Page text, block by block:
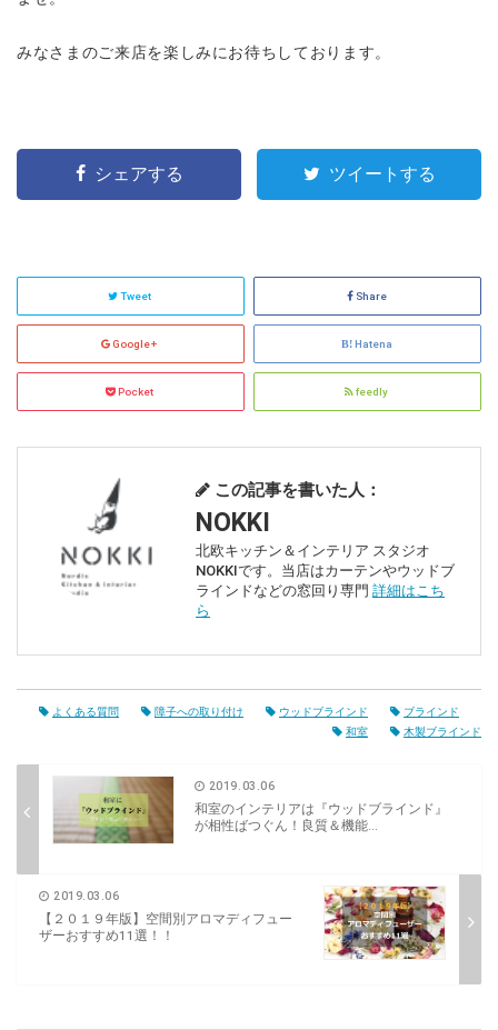
みなさまのご来店を楽しみにお待ちしております。
シェアする ツイートする
Tweet Share
Google+ Hatena
Pocket feedly
この記事を書いた人：
NOKKI
北欧キッチン＆インテリア スタジオ
NOKKIです。当店はカーテンやウッドブ
ラインドなどの窓回り専門 詳細はこち
ら
よくある質問 障子への取り付け ウッドブラインド
ブラインド
和室
木製ブラインド
2019.03.06
和室のインテリアは『ウッドブラインド』
が相性ばつぐん！良質＆機能...
2019.03.06
【２０１９年版】空間別アロマディフュー
ザーおすすめ11選！！